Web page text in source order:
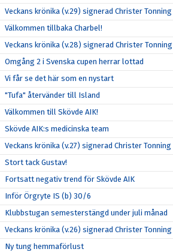
Veckans krönika (v.29) signerad Christer Tonning
Välkommen tillbaka Charbel!
Veckans krönika (v.28) signerad Christer Tonning
Omgång 2 i Svenska cupen herrar lottad
Vi får se det här som en nystart
"Tufa" återvänder till Island
Välkommen till Skövde AIK!
Skövde AIK:s medicinska team
Veckans krönika (v.27) signerad Christer Tonning
Stort tack Gustav!
Fortsatt negativ trend för Skövde AIK
Inför Örgryte IS (b) 30/6
Klubbstugan semesterstängd under juli månad
Veckans krönika (v.26) signerad Christer Tonning
Ny tung hemmaförlust